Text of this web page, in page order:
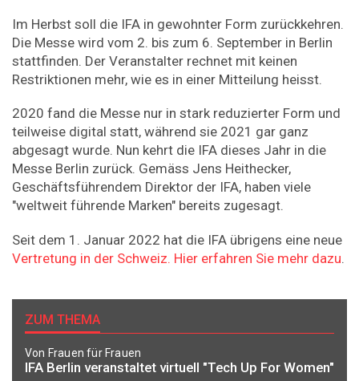
Im Herbst soll die IFA in gewohnter Form zurückkehren.
Die Messe wird vom 2. bis zum 6. September in Berlin
stattfinden. Der Veranstalter rechnet mit keinen
Restriktionen mehr, wie es in einer Mitteilung heisst.
2020 fand die Messe nur in stark reduzierter Form und
teilweise digital statt, während sie 2021 gar ganz
abgesagt wurde. Nun kehrt die IFA dieses Jahr in die
Messe Berlin zurück. Gemäss Jens Heithecker,
Geschäftsführendem Direktor der IFA, haben viele
"weltweit führende Marken" bereits zugesagt.
Seit dem 1. Januar 2022 hat die IFA übrigens eine neue
Vertretung in der Schweiz. Hier erfahren Sie mehr dazu.
ZUM THEMA
Von Frauen für Frauen
IFA Berlin veranstaltet virtuell "Tech Up For Women"